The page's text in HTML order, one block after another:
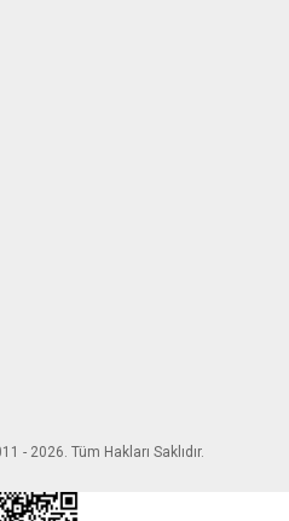
- 2026. Tüm Hakları Saklıdır.